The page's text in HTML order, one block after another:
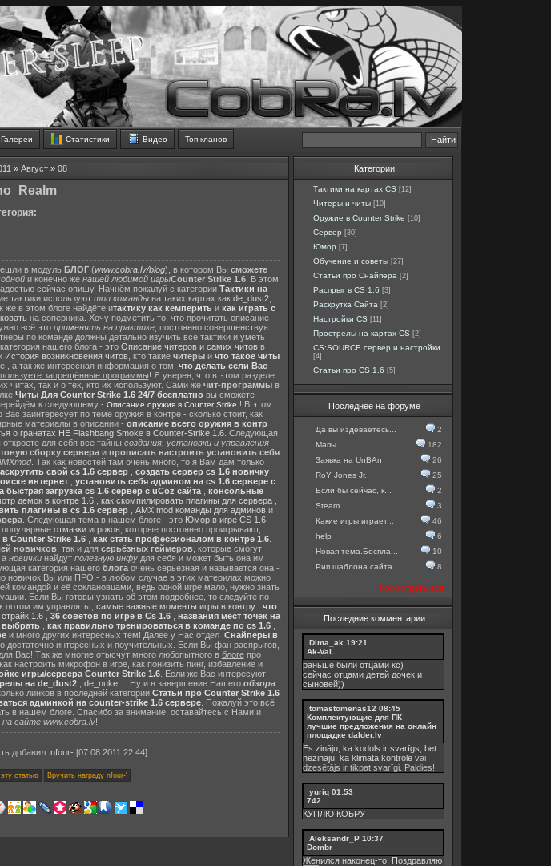
Галереи Статистики Видео Топ кланов
» Август » 08
в модуль БЛОГ (www.cobra.lv/blog), в котором Вы сможете
и конечно же нашей любимой игрыCounter Strike 1.6! В этом
сейчас опишу. Начнём пожалуй с категории Тактики на
тактики используют топ командына таких картах как de_dust2,
же в этом блоге найдёте итактику как кемперитьи как играть с
на соперника. Хочу подметить то, что прочитать описание
всё это применять на практике, постоянно совершенствуя
по команде должны детально изучить все тактики и уметь
нашего блога - это Описание читеров и самих читов в
История возникновения читов , кто такие читеры и что такое читы
, а так же интересная информация о том, что делать если Вас
запрещённые программы! Я уверен, что в этом разделе
читах, так и о тех, кто их используют. Сами же чит-программыв
Читы Для Counter Strike 1.6 24/7 бесплатновы сможете
к следующему - Описание оружия в Counter Strike ! В этом
заинтересует по теме оружия в контре - сколько стоит, как
материалы в описании - описание всего оружия в контр
о гранатах HE Flashbang Smoke в Counter-Strike 1.6 . Следующая
откроете для себя все тайны создания, установки и управления
сборку сервера и прописать настроить установить себя
. Так как новостей там очень много, то я Вам дам только
свой cs 1.6 сервер
создать сервер cs 1.6 новичку
интернет
установить себя админом на cs 1.6 сервере с
быстрая загрузка cs 1.6 сервер с uCoz сайта, консольные
демок в контре 1.6 как скомпилировать плагины для сервера
плагины в cs 1.6 сервер, AMX mod команды для админови
. Следующая тема в нашем блоге - это Юмор в игре CS 1.6
популярные отмазки игроков , которые постоянно проигрывают,
Counter Strike 1.6 как стать профессионалом в контре 1.6
новичков , так и для серьёзных геймеров , которые смогут
а новички найдут полезную инфу для себя и может быть она им
категория нашего блогаочень серьёзная и называется она -
новичок Вы или ПРО - в любом случае в этих материлах можно
командой и её соклановцами, ведь одной игре мало, нужно знать
Если Вы готовы узнать об этом подробнее, то следуйте по
потом им управлять , самые важные моменты игры в контру, что
1.6 36 советов по игре в Cs 1.6
названия мест точек на
, как правильно тренироваться в команде по cs 1.6,
и много других интересных тем! Далее у Нас отдел Снайперы в
достаточно интересных и поучительных. Если Вы фан распрыгов,
Вас! Так же многие отысчут много любопытного в блогепро
настроить микрофон в игре, как понизить пинг, избавление и
игры/сервера Counter Strike 1.6 . Если же Вас интересуют
на de_dust2, de_nuke... Ну и в завершение Нашего обзора
линков в последней категории Статьи про Counter Strike 1.6
админкой на counter-strike 1.6 сервере. Пожалуй это всё
в нашем блоге. Спасибо за внимание, оставайтесь с Нами и
сайте www.cobra.lv!
добавил: nfour- [07.08.2011 22:44]
Категории
Тактики на картах CS [12]
Читеры и читы [10]
Оружие в Counter Strike [10]
Сервер [30]
Юмор [7]
Обучение и советы [27]
Статьи про Снайпера [2]
Распрыг в CS 1.6 [3]
Раскрутка Сайта [2]
Настройки CS [11]
Прострелы на картах CS [2]
CS:SOURCE сервер и настройки
[4]
Статьи про CS 1.6 [5]
Последнее на форуме
Да вы издеваетесь...
2
Мапы
182
Заявка на UnBAn
26
RoY Jones Jr.
25
Если бы сейчас, к...
2
Steam
3
Какие игры играет...
46
help
6
Новая тема.Беспла...
10
Рип шаблона сайта...
8
посмотреть все
Последние комментарии
Dima_ak 19:21
Ak-VaL
раньше были отцами кс)
сейчас отцами детей дочек и
сыновей))
tomastomenas12 08:45
Комплектующие для ПК –
лучшие предложения на онлайн
площадке dalder.lv
Es zināju, ka kodols ir svarīgs, bet
nezināju, ka klimata kontrole vai
dzesētājs ir tikpat svarīgi. Paldies!
yuriq 01:53
742
КУПЛЮ КОБРУ
Aleksandr_P 10:37
Dombr
Женился наконец-то. Поздравляю